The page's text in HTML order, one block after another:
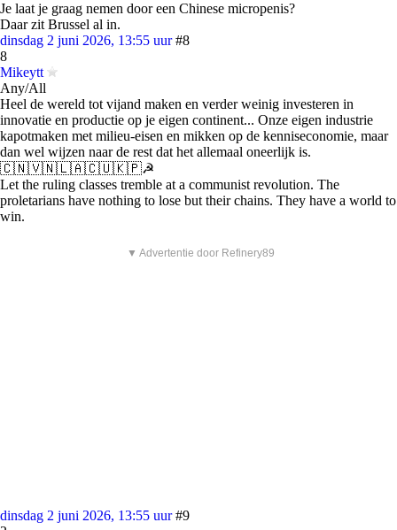
Je laat je graag nemen door een Chinese micropenis?
Daar zit Brussel al in.
dinsdag 2 juni 2026, 13:55 uur #8
8
Mikeytt
Any/All
Heel de wereld tot vijand maken en verder weinig investeren in
innovatie en productie op je eigen continent... Onze eigen industrie
kapotmaken met milieu-eisen en mikken op de kenniseconomie, maar
dan wel wijzen naar de rest dat het allemaal oneerlijk is.
🇨🇳🇻🇳🇱🇦🇨🇺🇰🇵☭
Let the ruling classes tremble at a communist revolution. The
proletarians have nothing to lose but their chains. They have a world to
win.
▼ Advertentie door Refinery89
dinsdag 2 juni 2026, 13:55 uur #9